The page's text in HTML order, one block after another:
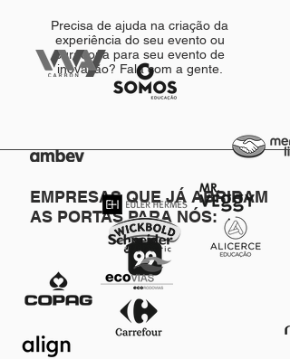
Precisa de ajuda na criação da
experiência do seu evento ou
curadoria para seu evento de
inovação? Fala com a gente.
EMPRESAS QUE JÁ ABRIRAM
AS PORTAS PARA NÓS: